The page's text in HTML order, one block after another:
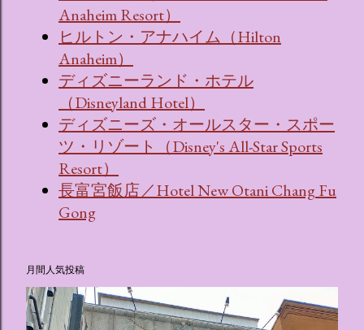
Anaheim Resort）
ヒルトン・アナハイム（Hilton
Anaheim）
ディズニーランド・ホテル
（Disneyland Hotel）
ディズニーズ・オールスター・スポー
ツ・リゾート（Disney's All-Star Sports
Resort）
長富宮飯店／Hotel New Otani Chang Fu
Gong
月間人気投稿